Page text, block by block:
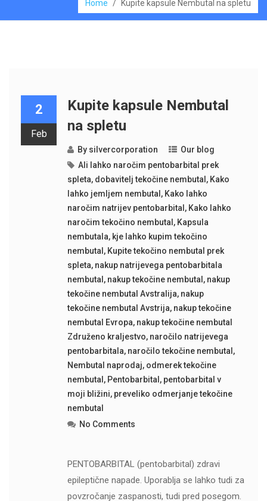
Home / Kupite kapsule Nembutal na spletu
2
Feb
Kupite kapsule Nembutal
na spletu
By silvercorporation
Our blog
Ali lahko naročim pentobarbital prek
spleta, dobavitelj tekočine nembutal , Kako
lahko jemljem nembutal , Kako lahko
naročim natrijev pentobarbital , Kako lahko
naročim tekočino nembutal , Kapsula
nembutala, kje lahko kupim tekočino
nembutal , Kupite tekočino nembutal prek
spleta, nakup natrijevega pentobarbitala
nembutal , nakup tekočine nembutal , nakup
tekočine nembutal Avstralija, nakup
tekočine nembutal Avstrija, nakup tekočine
nembutal Evropa, nakup tekočine nembutal
Združeno kraljestvo, naročilo natrijevega
pentobarbitala, naročilo tekočine nembutal ,
Nembutal naprodaj, odmerek tekočine
nembutal , Pentobarbital , pentobarbital v
moji bližini, preveliko odmerjanje tekočine
nembutal
No Comments
PENTOBARBITAL (pentobarbital) zdravi
epileptične napade. Uporablja se lahko tudi za
povzročanje zaspanosti, tudi pred posegom.